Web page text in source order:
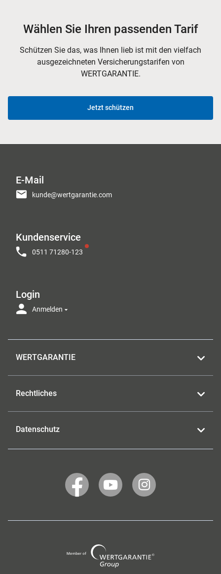
Wählen Sie Ihren passenden Tarif
Schützen Sie das, was Ihnen lieb ist mit den vielfach
ausgezeichneten Versicherungstarifen von
WERTGARANTIE.
Jetzt schützen
E-Mail
kunde@wertgarantie.com
Kundenservice
0511 71280-123
Login
Anmelden
WERTGARANTIE
Rechtliches
Datenschutz
WERTGARANTIE
auf
WERTGARANTIE
auf
WERTGARANTIE
auf
Group